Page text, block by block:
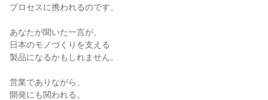
プロセスに携われるのです。
あなたが聞いた一言が、
日本のモノづくりを支える
製品になるかもしれません。
営業でありながら、
開発にも関われる。